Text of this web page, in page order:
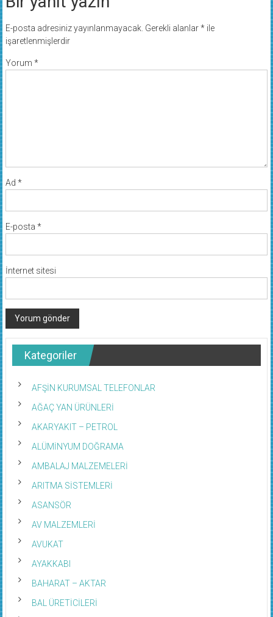
E-posta adresiniz yayınlanmayacak. Gerekli alanlar*ile
işaretlenmişlerdir
Yorum *
Ad *
E-posta *
İnternet sitesi
Kategoriler
AFŞİN KURUMSAL TELEFONLAR
AĞAÇ YAN ÜRÜNLERİ
AKARYAKIT – PETROL
ALÜMİNYUM DOĞRAMA
AMBALAJ MALZEMELERİ
ARITMA SİSTEMLERİ
ASANSÖR
AV MALZEMLERİ
AVUKAT
AYAKKABI
BAHARAT – AKTAR
BAL ÜRETİCİLERİ